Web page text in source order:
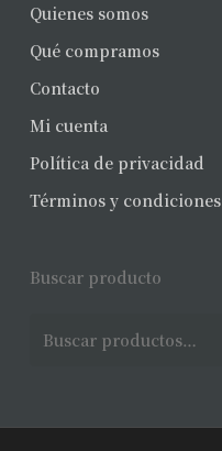
Quienes somos
Qué compramos
Contacto
Mi cuenta
Política de privacidad
Términos y condiciones
Buscar producto